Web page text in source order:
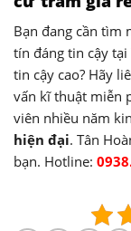
Bạn đang cần tìm
tín đáng tin cậy
tin cậy cao? Hãy
vấn kĩ thuật miễn
viên nhiều năm
hiện đại. Tân
bạn. Hotline: